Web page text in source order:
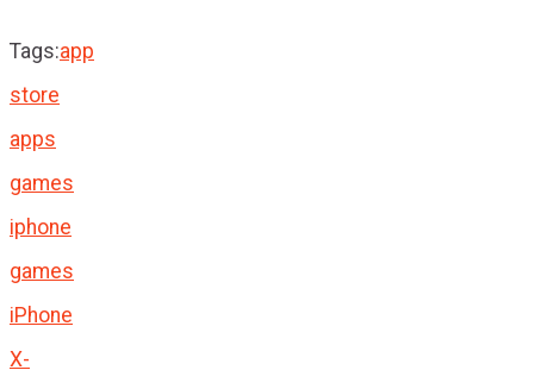
Tags:app
store
apps
games
iphone
games
iPhone
X-